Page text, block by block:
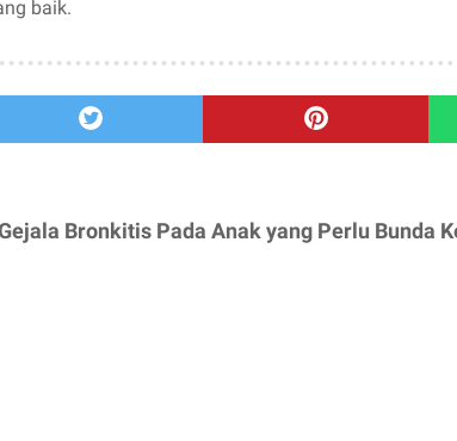
baik.
Bronkitis Pada Anak yang Perlu Bunda